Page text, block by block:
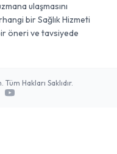
ulaşmasını
bir Sağlık Hizmeti
öneri ve tavsiyede
Hakları Saklıdır.